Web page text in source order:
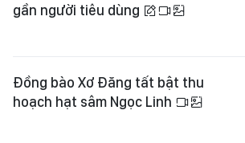
gần người tiêu dùng
Đồng bào Xơ Đăng tất bật thu
hoạch hạt sâm Ngọc Linh